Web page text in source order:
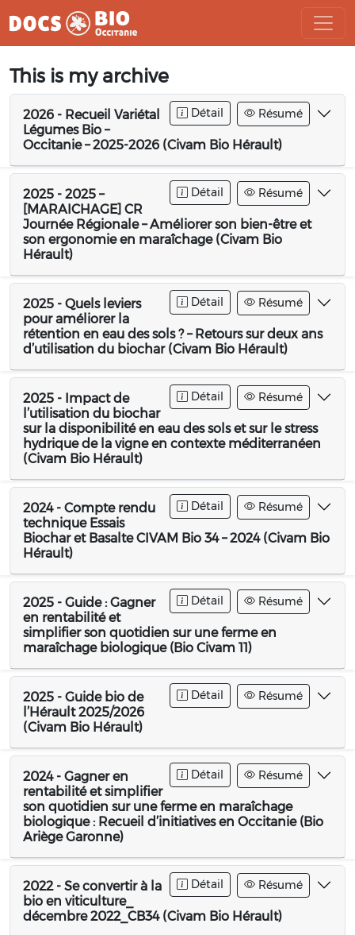
au
contenu
This is my archive
Détail Résumé
2026 - Recueil Variétal
Légumes Bio –
Occitanie – 2025-2026 (Civam Bio Hérault)
Détail Résumé
2025 - 2025 –
[MARAICHAGE] CR
Journée Régionale – Améliorer son bien-être et
son ergonomie en maraîchage (Civam Bio
Hérault)
Détail Résumé
2025 - Quels leviers
pour améliorer la
rétention en eau des sols ? – Retours sur deux ans
d’utilisation du biochar (Civam Bio Hérault)
Détail Résumé
2025 - Impact de
l’utilisation du biochar
sur la disponibilité en eau des sols et sur le stress
hydrique de la vigne en contexte méditerranéen
(Civam Bio Hérault)
Détail Résumé
2024 - Compte rendu
technique Essais
Biochar et Basalte CIVAM Bio 34 – 2024 (Civam Bio
Hérault)
Détail Résumé
2025 - Guide : Gagner
en rentabilité et
simplifier son quotidien sur une ferme en
maraîchage biologique (Bio Civam 11)
Détail Résumé
2025 - Guide bio de
l’Hérault 2025/2026
(Civam Bio Hérault)
Détail Résumé
2024 - Gagner en
rentabilité et simplifier
son quotidien sur une ferme en maraîchage
biologique : Recueil d’initiatives en Occitanie (Bio
Ariège Garonne)
Détail Résumé
2022 - Se convertir à la
bio en viticulture_
décembre 2022_CB34 (Civam Bio Hérault)